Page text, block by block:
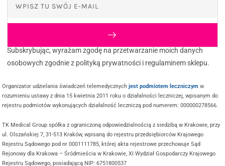
Subskrybując, wyrażam zgodę na przetwarzanie moich danych
osobowych zgodnie z polityką prywatności i regulaminem sklepu.
Organizator udzielania świadczeń telemedycznychjest podmiotem leczniczym w
rozumieniu ustawy z dnia 15 kwietnia 2011 roku o działalności leczniczej, wpisanym do
rejestru podmiotów wykonujących działalność leczniczą pod numerem: 000000278566.
TK Medical Group spółka z ograniczoną odpowiedzialnością z siedzibą w Krakowie, przy
ul. Olszańskiej 7, 31-513 Kraków, wpisaną do rejestru przedsiębiorców Krajowego
Rejestru Sądowego pod nr 0001111785, której akta rejestrowe przechowuje Sąd
Rejonowy dla Krakowa – Śródmieścia w Krakowie, XI Wydział Gospodarczy Krajowego
Rejestru Sądowego, posiadającą NIP: 6751800537